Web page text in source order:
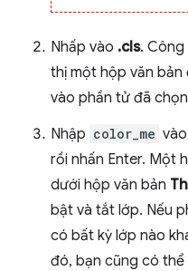
Nhấp vào .cls. Công
thị một hộp văn
vào phần tử đã
Nhập color_me
rồi nhấn Enter. Một
dưới hộp văn bản
bật và tắt lớp. Nếu
có bất kỳ lớp nào
đó, bạn cũng có